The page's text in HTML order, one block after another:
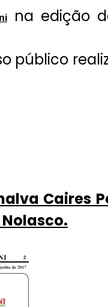
na edição
público
Caires